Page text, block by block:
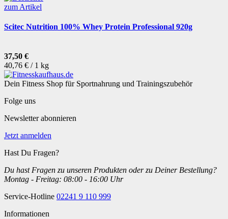
zum Artikel
Scitec Nutrition 100% Whey Protein Professional 920g
37,50 €
40,76 € / 1 kg
Dein Fitness Shop für Sportnahrung und Trainingszubehör
Folge uns
Newsletter abonnieren
Jetzt anmelden
Hast Du Fragen?
Du hast Fragen zu unseren Produkten oder zu Deiner Bestellung?
Montag - Freitag: 08:00 - 16:00 Uhr
Service-Hotline 02241 9 110 999
Informationen